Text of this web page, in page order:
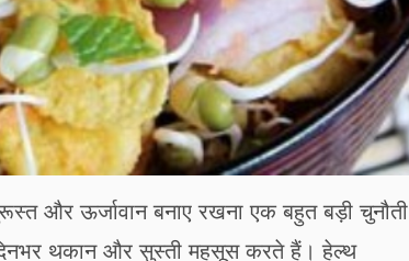
और ऊर्जावान बनाए रखना एक बहुत बड़ी चुनौती
थकान और सुस्ती महसूस करते हैं। हेल्थ